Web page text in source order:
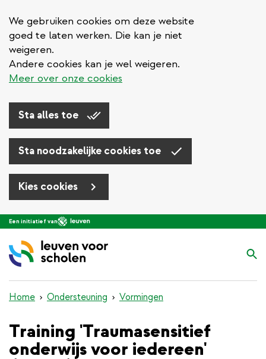
We gebruiken cookies om deze website
goed te laten werken. Die kan je niet
weigeren.
Andere cookies kan je wel weigeren.
Meer over onze cookies
Sta alles toe
Sta noodzakelijke cookies toe
Kies cookies
Overslaan
naar
de
inhoud
gaan
Een initiatief van
Home Ondersteuning Vormingen
Training 'Traumasensitief
onderwijs voor iedereen'